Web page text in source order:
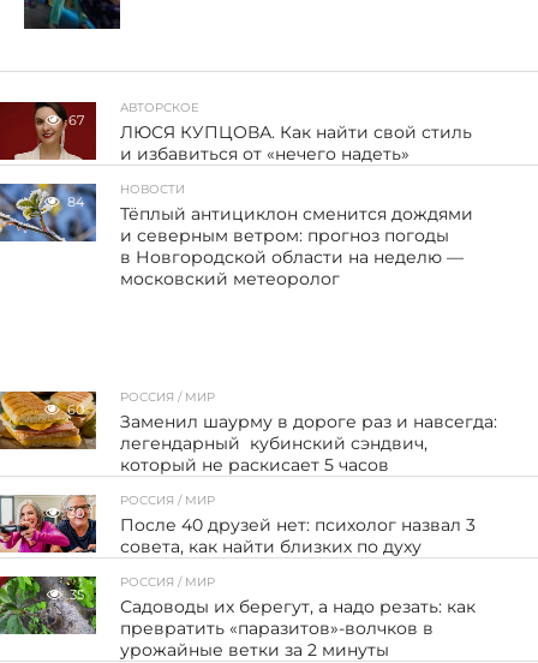
67
АВТОРСКОЕ
ЛЮСЯ КУПЦОВА. Как найти свой стиль
и избавиться от «нечего надеть»
84
НОВОСТИ
Тёплый антициклон сменится дождями
и северным ветром: прогноз погоды
в Новгородской области на неделю —
московский метеоролог
60
РОССИЯ / МИР
Заменил шаурму в дороге раз и навсегда:
легендарный кубинский сэндвич,
который не раскисает 5 часов
30
РОССИЯ / МИР
После 40 друзей нет: психолог назвал 3
совета, как найти близких по духу
35
РОССИЯ / МИР
Садоводы их берегут, а надо резать: как
превратить «паразитов»-волчков в
урожайные ветки за 2 минуты